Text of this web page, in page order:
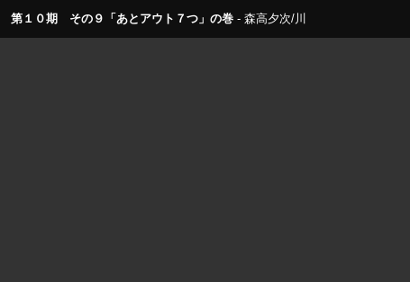
第１０期 その９「あとアウト７つ」の巻 森高夕次/川